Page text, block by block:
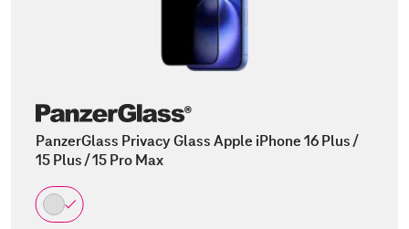
PanzerGlass Privacy Glass Apple iPhone 16 Plus /
15 Plus / 15 Pro Max